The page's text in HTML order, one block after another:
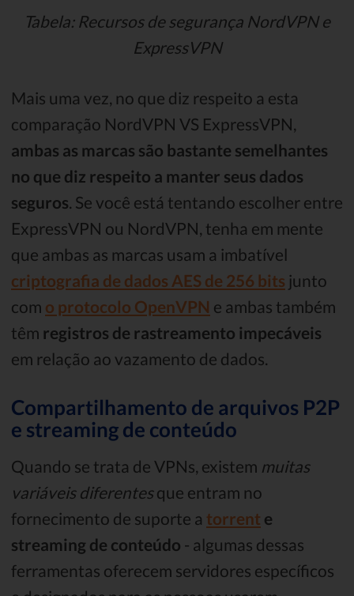
Tabela: Recursos de segurança NordVPN e
ExpressVPN
Mais uma vez, no que diz respeito a esta
comparação NordVPN VS ExpressVPN,
ambas as marcas são bastante semelhantes
no que diz respeito a manter seus dados
seguros. Se você está tentando escolher entre
ExpressVPN ou NordVPN, tenha em mente
que ambas as marcas usam a imbatível
criptografia de dados AES de 256 bits junto
com o protocolo OpenVPN e ambas também
têm registros de rastreamento impecáveis
em relação ao vazamento de dados.
Compartilhamento de arquivos P2P
e streaming de conteúdo
Quando se trata de VPNs, existem muitas
variáveis ​​diferentesque entram no
fornecimento de suporte a torrent e
streaming de conteúdo - algumas dessas
ferramentas oferecem servidores específicos